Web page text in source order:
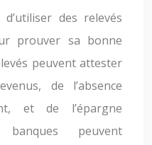
des relevés
prouver sa bonne
peuvent attester
de l’absence
et de l’épargne
banques peuvent